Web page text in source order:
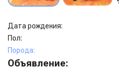
Дата рождения:
Пол:
Порода:
Объявление: